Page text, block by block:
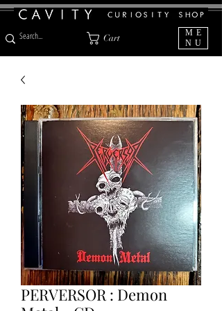
Cart
ME
NU
PERVERSOR : Demon